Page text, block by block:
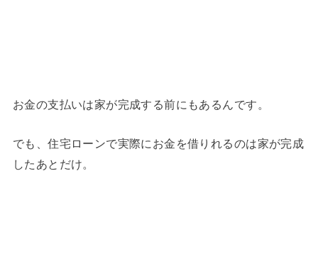
お金の支払いは家が完成する前にもあるんです。
でも、住宅ローンで実際にお金を借りれるのは家が完成
したあとだけ。